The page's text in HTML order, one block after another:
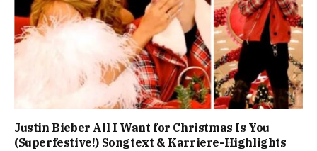
Justin Bieber All I Want for Christmas Is You
(Superfestive!) Songtext & Karriere-Highlights